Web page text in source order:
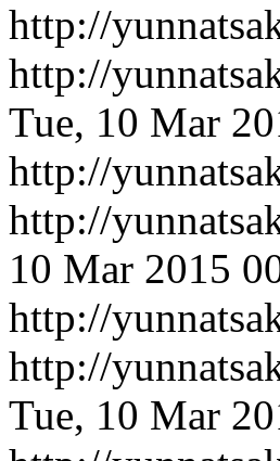
http://
http://
Tue, 10 Mar
http://
http://
10 Mar 2015
http://
http://
Tue, 10 Mar